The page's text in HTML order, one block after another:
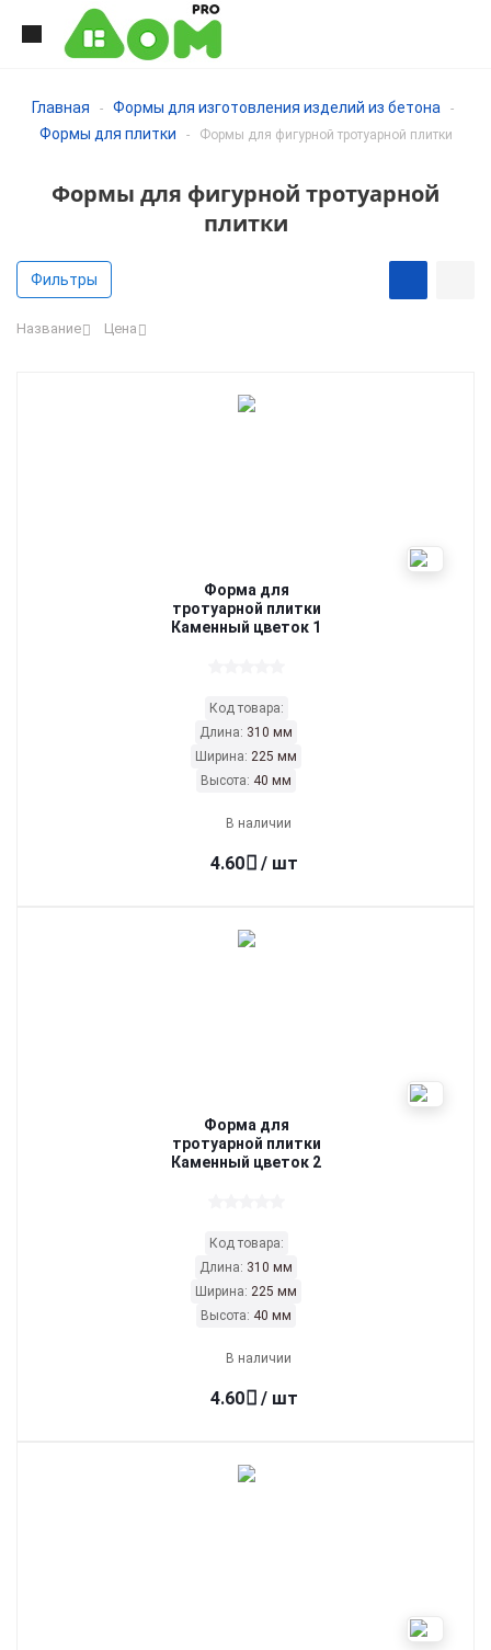
Главная - Формы для изготовления изделий из бетона -
Формы для плитки - Формы для фигурной тротуарной плитки
Формы для фигурной тротуарной
плитки
Фильтры
Название Цена
Форма для
тротуарной плитки
Каменный цветок 1
Код товара:
Длина: 310 мм
Ширина: 225 мм
Высота: 40 мм
В наличии
4.60 / шт
Форма для
тротуарной плитки
Каменный цветок 2
Код товара:
Длина: 310 мм
Ширина: 225 мм
Высота: 40 мм
В наличии
4.60 / шт